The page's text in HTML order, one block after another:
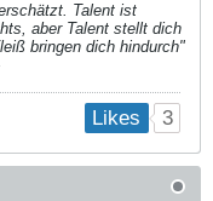
Talent ist
aber Talent stellt dich
bringen dich hindurch"
Likes 3